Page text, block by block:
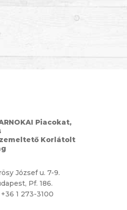
Piacokat,
Korlátolt
József u. 7-9.
Pf. 186.
+36 1 273-3100